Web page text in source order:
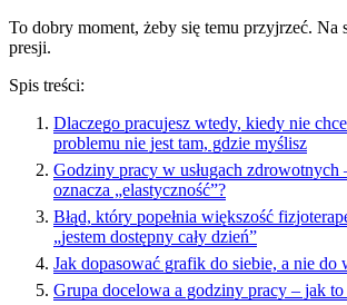
To dobry moment, żeby się temu przyjrzeć. Na
presji.
Spis treści:
Dlaczego pracujesz wtedy, kiedy nie
problemu nie jest tam, gdzie myślisz
Godziny pracy w usługach zdrowotnych
oznacza „elastyczność”?
Błąd, który popełnia większość
„jestem dostępny cały dzień”
Jak dopasować grafik do siebie, a nie do
Grupa docelowa a godziny pracy – jak to